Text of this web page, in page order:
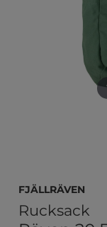
Fjällräven
Rucksack